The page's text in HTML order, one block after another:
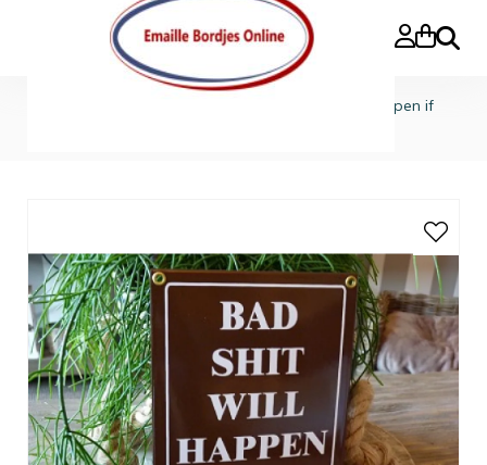
Search
Emaille bord 'Bad shit will happen if